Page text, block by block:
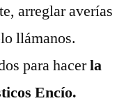
arreglar averías
llámanos.
para hacerla
Encío.